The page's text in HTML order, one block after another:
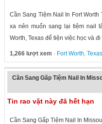
Cần Sang Tiệm Nail In Fort
xa nên muốn sang lại tiệm nail
Worth, Texas để tiện việc học và
1,266 lượt xem · Fort Worth, Texas
Cần Sang Gấp Tiệm Nail In
Tin rao vặt này đã hết hạn
Cần Sang Gấp Tiệm Nail In